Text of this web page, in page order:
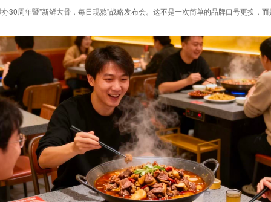
30周年暨"新鲜大骨，每日现熬"战略发布会。这不是一次简单的品牌口号更换，